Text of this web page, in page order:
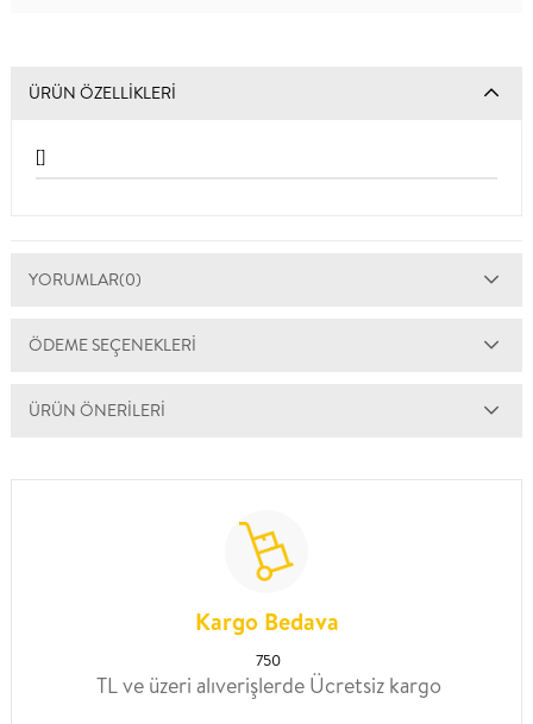
ÜRÜN ÖZELLIKLERI
[]
YORUMLAR(0)
ÖDEME SEÇENEKLERI
ÜRÜN ÖNERILERI
Kargo Bedava
750
TL ve üzeri alıverişlerde Ücretsiz kargo